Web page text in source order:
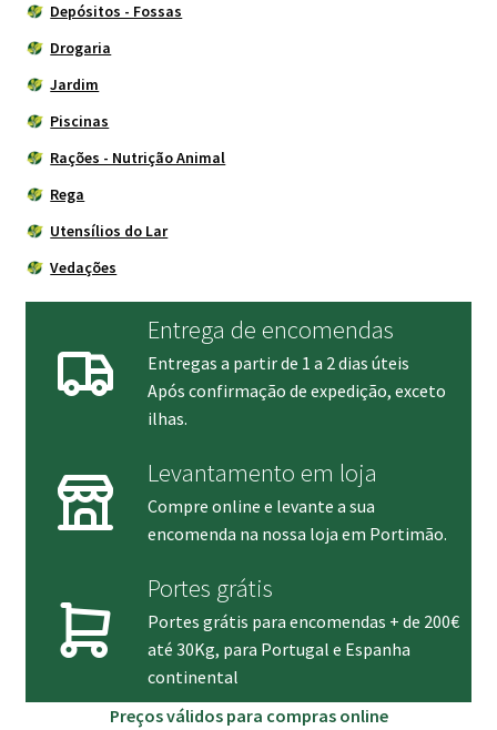
Depósitos - Fossas
Drogaria
Jardim
Piscinas
Rações - Nutrição Animal
Rega
Utensílios do Lar
Vedações
Entrega de encomendas
Entregas a partir de 1 a 2 dias úteis
Após confirmação de expedição, exceto
ilhas.
Levantamento em loja
Compre online e levante a sua
encomenda na nossa loja em Portimão.
Portes grátis
Portes grátis para encomendas + de 200€
até 30Kg, para Portugal e Espanha
continental
Preços válidos para compras online